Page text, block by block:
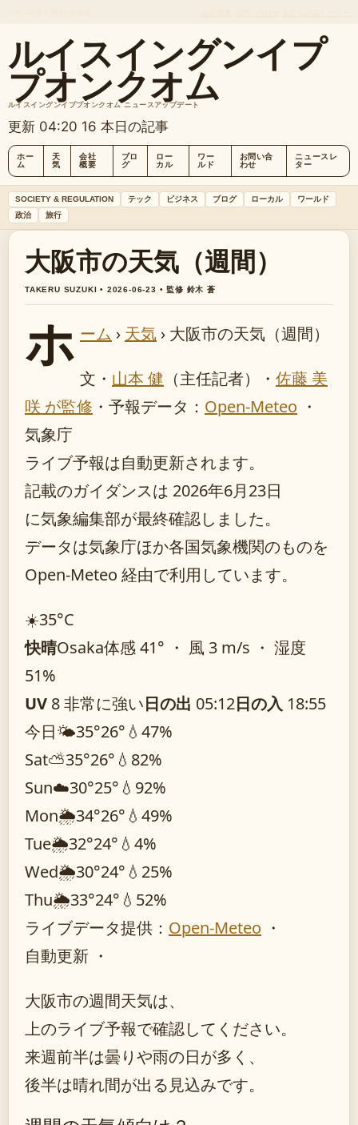
ルイスイングンイプ
プオンクオム
ルイスイングンイププオンクオム ニュースアップデート
更新 04:20 16 本日の記事
ホー
ム
天
気
会社
概要
ブロ
グ
ロー
カル
ワー
ルド
お問い合
わせ
ニュースレ
ター
SOCIETY & REGULATION テック ビジネス ブログ ローカル
ワールド
政治
旅行
大阪市の天気（週間）
TAKERU SUZUKI • 2026-06-23 • 監修 鈴木 蒼
ホ ーム › 天気 › 大阪市の天気（週間）
文・ 山本 健 （主任記者） ・ 佐藤 美
咲 が監修 ・ 予報データ： Open-Meteo ・
気象庁
ライブ予報は自動更新されます。
記載のガイダンスは 2026年6月23日
に気象編集部が最終確認しました。
データは気象庁ほか各国気象機関のものを
Open-Meteo 経由で利用しています。
☀️35°C
快晴Osaka体感 41° ・ 風 3 m/s ・ 湿度
51%
UV 8 非常に強い日の出 05:12日の入 18:55
今日🌤️35°26° 💧47%
Sat⛅35°26° 💧82%
Sun☁️30°25° 💧92%
Mon🌦️34°26° 💧49%
Tue🌦️32°24° 💧4%
Wed🌦️30°24° 💧25%
Thu🌦️33°24° 💧52%
ライブデータ提供： Open-Meteo ・
自動更新 ・
大阪市の週間天気は、
上のライブ予報で確認してください。
来週前半は曇りや雨の日が多く、
後半は晴れ間が出る見込みです。